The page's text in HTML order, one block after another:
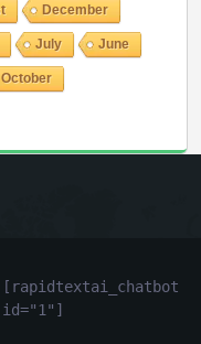
December
July June
October
[rapidtextai_chatbot
id="1"]